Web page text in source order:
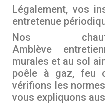
Légalement, vos
entretenue
Nos
Amblève
murales et au sol
poêle à gaz, feu
vérifions les
vous expliquons